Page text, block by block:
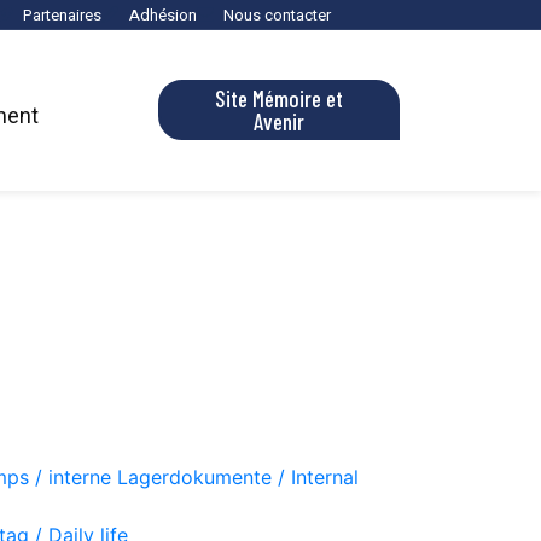
Partenaires Adhésion Nous contacter
Site Mémoire et
Avenir
/ interne Lagerdokumente / Internal
/ Daily life